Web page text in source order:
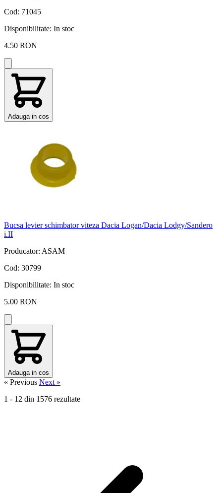
Cod: 71045
Disponibilitate: In stoc
4.50 RON
Adauga in cos
Bucsa levier schimbator viteza Dacia Logan/Dacia Lodgy/Sandero
i.II
Producator: ASAM
Cod: 30799
Disponibilitate: In stoc
5.00 RON
Adauga in cos
« Previous Next »
1 - 12 din 1576 rezultate